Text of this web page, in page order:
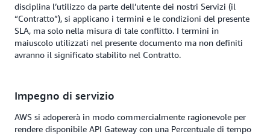
disciplina l’utilizzo da parte dell’utente dei nostri Servizi (il
“Contratto”), si applicano i termini e le condizioni del presente
SLA, ma solo nella misura di tale conflitto. I termini in
maiuscolo utilizzati nel presente documento ma non definiti
avranno il significato stabilito nel Contratto.
Impegno di servizio
AWS si adopererà in modo commercialmente ragionevole per
rendere disponibile API Gateway con una Percentuale di tempo